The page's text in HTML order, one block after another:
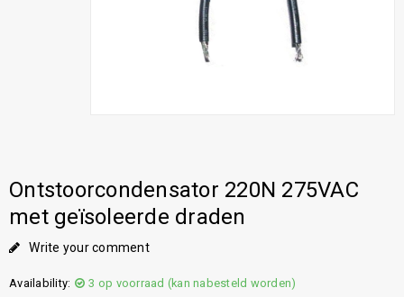
Ontstoorcondensator 220N 275VAC
met geïsoleerde draden
Write your comment
Availability: 3 op voorraad (kan nabesteld worden)